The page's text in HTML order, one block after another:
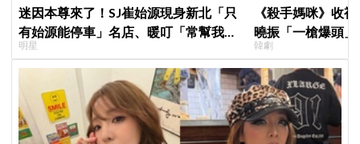
迷因本尊來了！SJ崔始源現身新北「只
有始源能停車」名店、暖叮「常幫我換
照片」，店家尖叫合照網笑翻：這輩子
不能脫粉了
明星
《殺手媽咪》收
曉振「一槍爆頭
韓劇